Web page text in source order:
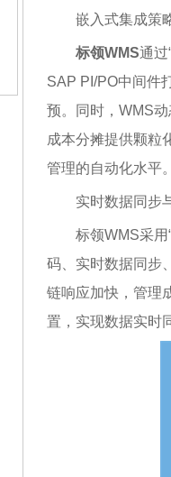
嵌入式集成策
标领WMS通过
SAP PI/PO中间件
预。同时，WMS
成本分摊提供颗粒
管理的自动化水平。
实时数据同步
标领WMS采
码、实时数据同步
链响应加快，管理
置，实现数据实时